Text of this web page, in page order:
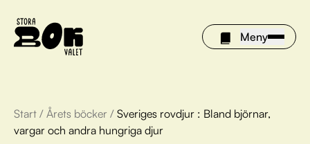
Meny
Årets böcker
Start / Årets böcker / Sveriges rovdjur : Bland björnar,
vargar och andra hungriga djur